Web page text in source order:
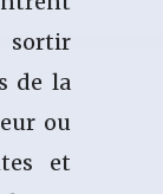
sortir
de la
ou
et